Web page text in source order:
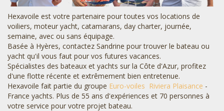
Hexavoile est votre partenaire pour toutes vos locations de
voiliers, moteur yacht, catamarans, day charter, journée,
semaine, avec ou sans équipage.
Basée à Hyères, contactez Sandrine pour trouver le bateau ou
yacht qu'il vous faut pour vos futures vacances.
Spécialistes des bateaux et yachts sur la Côte d'Azur, profitez
d'une flotte récente et extrêmement bien entretenue.
Hexavoile fait partie du groupe Euro-voiles Riviera Plaisance -
France yachts. Plus de 55 ans d'expériences et 70 personnes à
votre service pour votre projet bateau.